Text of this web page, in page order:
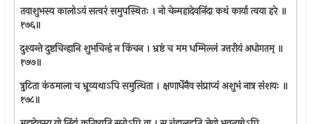
तवाशुभस्य कालोऽयं सत्वरं समुपस्थितः । नो चेन्महादेवनिंदा कथं कार्या त्वया हरे ॥
१७६॥
दुश्यन्ते दुष्टचिन्हानि शुभचिन्हं न किंचन । भ्रष्टं च मम धम्मिल्लं उत्तरीयं अधोगतम् ॥
१७७॥
त्रुटिता कंठमाला च भ्रूव्यथाऽपि समुत्थिता । क्षणार्धेनैव संप्राप्यं अशुभं नात्र संशयः ॥
१७८॥